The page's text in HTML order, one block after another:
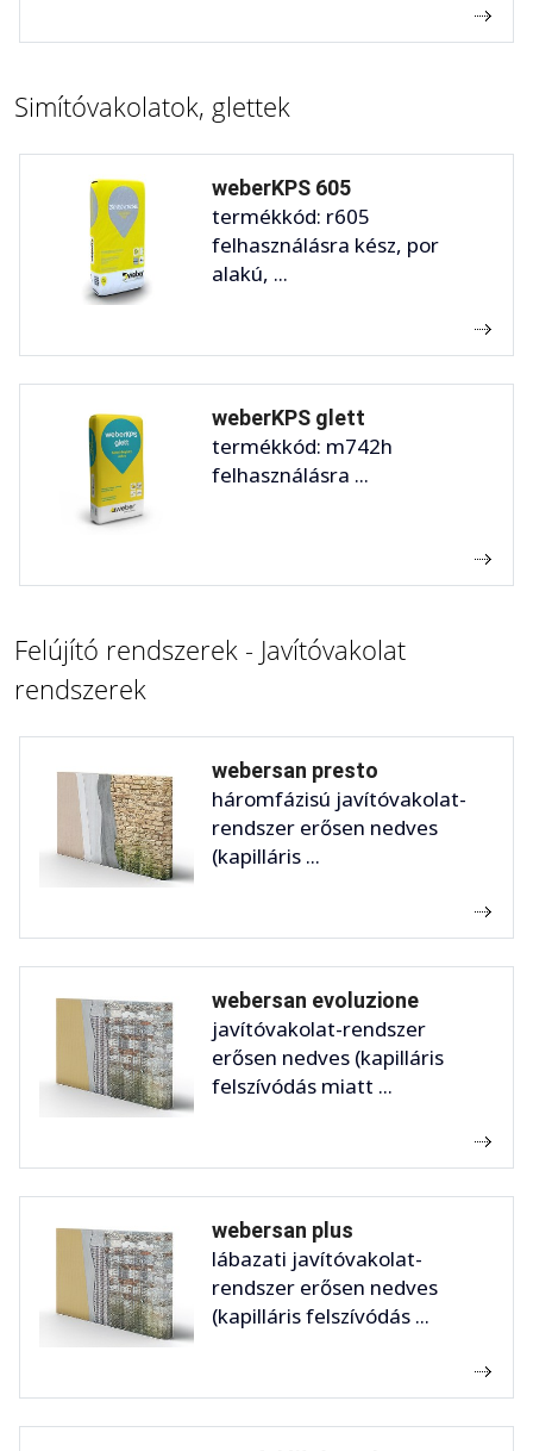
Simítóvakolatok, glettek
weberKPS 605
termékkód: r605
felhasználásra kész, por
alakú, ...
weberKPS glett
termékkód: m742h
felhasználásra ...
Felújító rendszerek - Javítóvakolat
rendszerek
webersan presto
háromfázisú javítóvakolat-
rendszer erősen nedves
(kapilláris ...
webersan evoluzione
javítóvakolat-rendszer
erősen nedves (kapilláris
felszívódás miatt ...
webersan plus
lábazati javítóvakolat-
rendszer erősen nedves
(kapilláris felszívódás ...